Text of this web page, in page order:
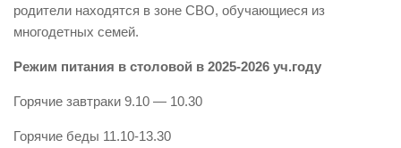
родители находятся в зоне СВО, обучающиеся из
многодетных семей.
Режим питания в столовой в 2025-2026 уч.году
Горячие завтраки 9.10 — 10.30
Горячие беды 11.10-13.30